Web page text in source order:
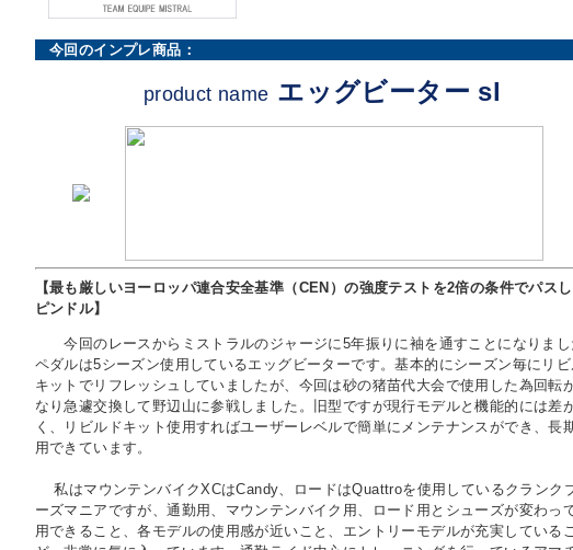
今回のインプレ商品：
product name エッグビーター sl
【最も厳しいヨーロッパ連合安全基準（CEN）の強度テストを2倍の条件でパス
ピンドル】
今回のレースからミストラルのジャージに5年振りに袖を通すことになりまし
ペダルは5シーズン使用しているエッグビーターです。基本的にシーズン毎にリ
キットでリフレッシュしていましたが、今回は砂の猪苗代大会で使用した為回転
なり急遽交換して野辺山に参戦しました。旧型ですが現行モデルと機能的には差
く、リビルドキット使用すればユーザーレベルで簡単にメンテナンスができ、長
用できています。
私はマウンテンバイクXCはCandy、ロードはQuattroを使用しているクランク
ーズマニアですが、通勤用、マウンテンバイク用、ロード用とシューズが変わっ
用できること、各モデルの使用感が近いこと、エントリーモデルが充実している